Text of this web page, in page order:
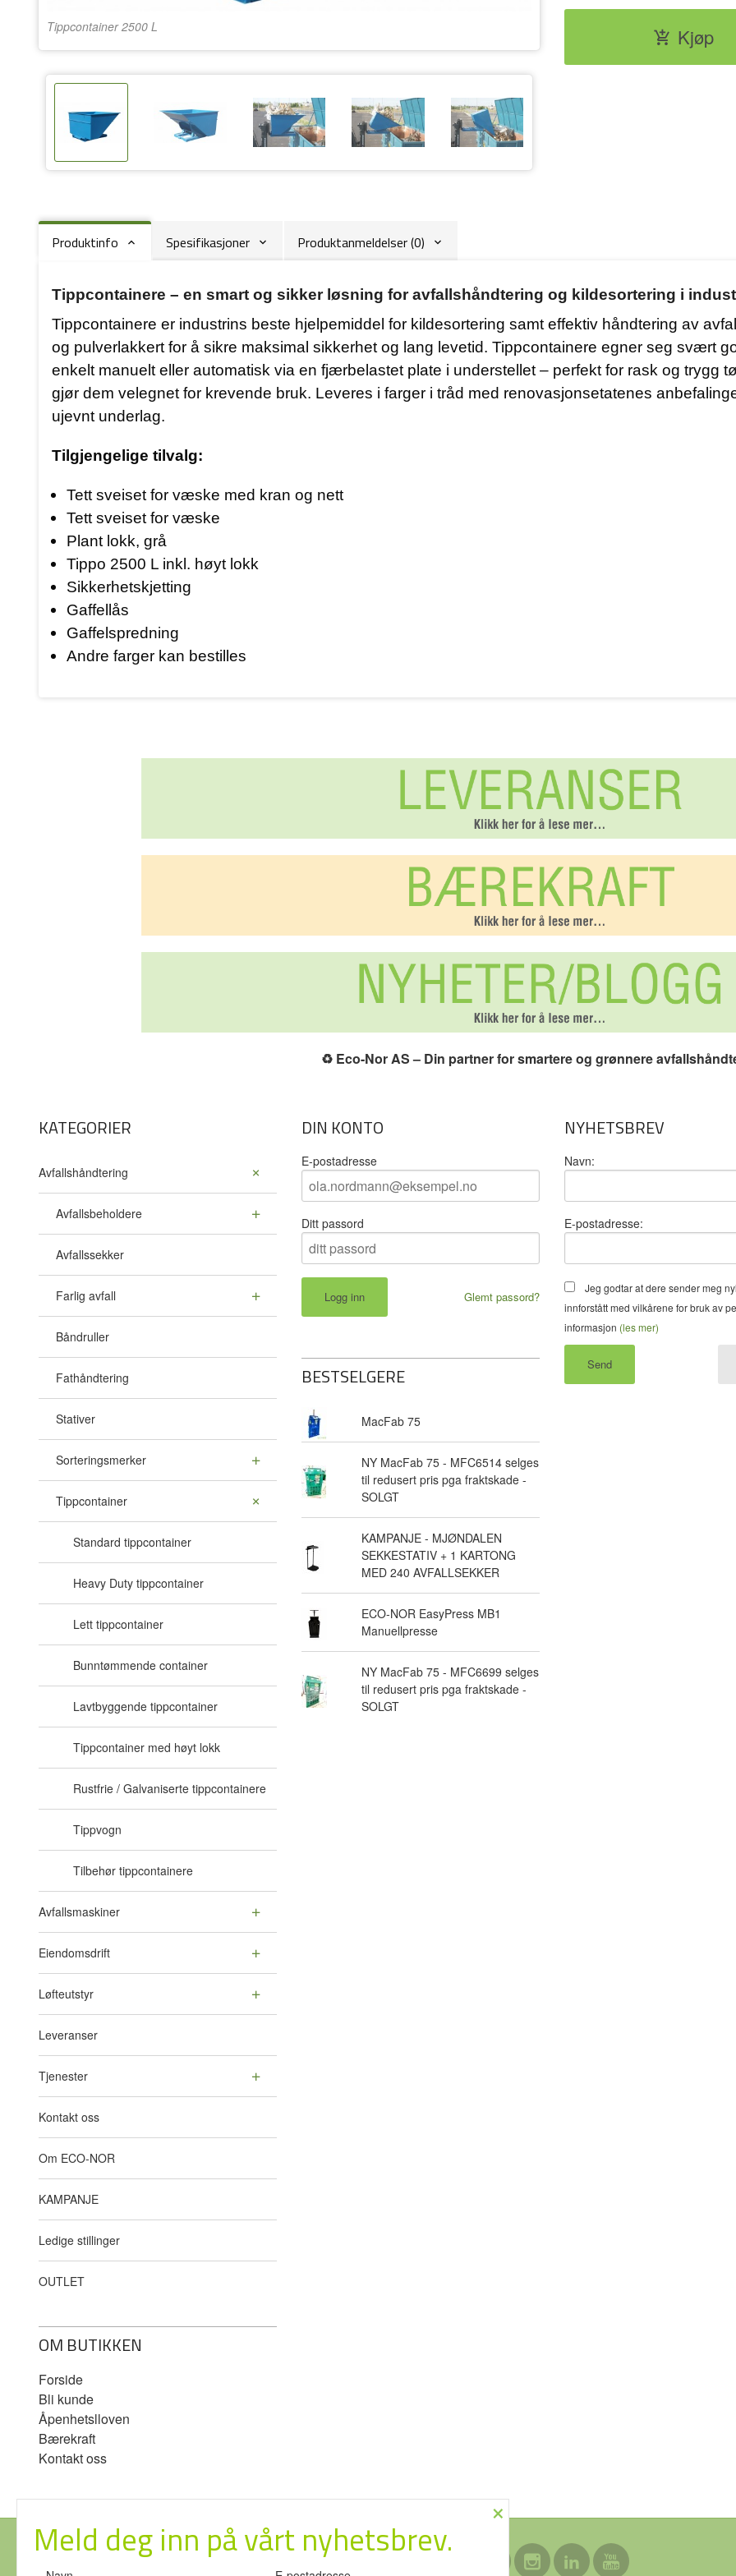
Tippcontainer 2500 L Tippcontainer 2500 L - 1 Kjøp
Produktinfo Spesifikasjoner Produktanmeldelser (0)
Tippcontainere – en smart og sikker løsning for avfallshåndtering og kildesortering i
Tippcontainere er industrins beste hjelpemiddel for kildesortering samt effektiv håndtering av
og pulverlakkert for å sikre maksimal sikkerhet og lang levetid. Tippcontainere egner seg svært
enkelt manuelt eller automatisk via en fjærbelastet plate i understellet – perfekt for rask og trygg
gjør dem velegnet for krevende bruk. Leveres i farger i tråd med renovasjonsetatenes
ujevnt underlag.
Tilgjengelige tilvalg:
Tett sveiset for væske med kran og nett
Tett sveiset for væske
Plant lokk, grå
Tippo 2500 L inkl. høyt lokk
Sikkerhetskjetting
Gaffellås
Gaffelspredning
Andre farger kan bestilles
♻️ Eco-Nor AS – Din partner for smartere og grønnere
KATEGORIER
Avfallshåndtering
Avfallsbeholdere
Avfallssekker
Farlig avfall
Båndruller
Fathåndtering
Stativer
Sorteringsmerker
Tippcontainer
Standard tippcontainer
Heavy Duty tippcontainer
Lett tippcontainer
Bunntømmende container
Lavtbyggende tippcontainer
Tippcontainer med høyt lokk
Rustfrie / Galvaniserte tippcontainere
Tippvogn
Tilbehør tippcontainere
Avfallsmaskiner
Eiendomsdrift
Løfteutstyr
Leveranser
Tjenester
Kontakt oss
Om ECO-NOR
KAMPANJE
Ledige stillinger
OUTLET
OM BUTIKKEN
Forside
Bli kunde
Åpenhetslloven
Bærekraft
Kontakt oss
DIN KONTO
E-postadresse
Ditt passord
Glemt passord?
BESTSELGERE
MacFab 75
NY MacFab 75 - MFC6514 selges
til redusert pris pga fraktskade -
SOLGT
KAMPANJE - MJØNDALEN
SEKKESTATIV + 1 KARTONG
MED 240 AVFALLSEKKER
ECO-NOR EasyPress MB1
Manuellpresse
NY MacFab 75 - MFC6699 selges
til redusert pris pga fraktskade -
SOLGT
NYHETSBREV
Navn:
E-postadresse:
Jeg godtar at dere sender meg
innforstått med vilkårene for bruk av
informasjon (les mer)
×
Meld deg inn på vårt nyhetsbrev.